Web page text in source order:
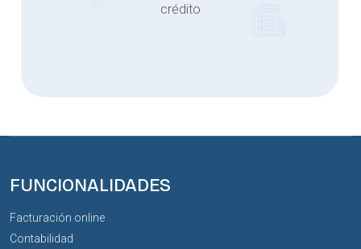
crédito
FUNCIONALIDADES
Facturación online
Contabilidad